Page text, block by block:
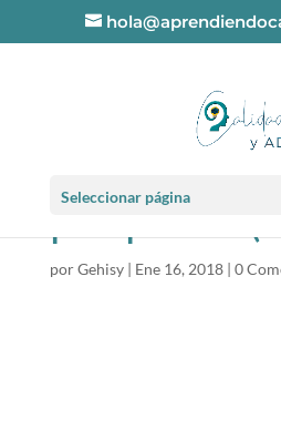
Seleccionar página
por punto
porGehisy| Ene 16, 2018| 0